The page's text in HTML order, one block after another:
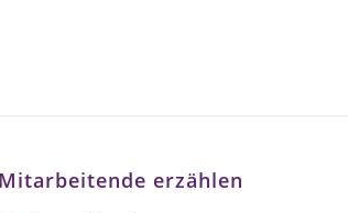
Mitarbeitende erzählen